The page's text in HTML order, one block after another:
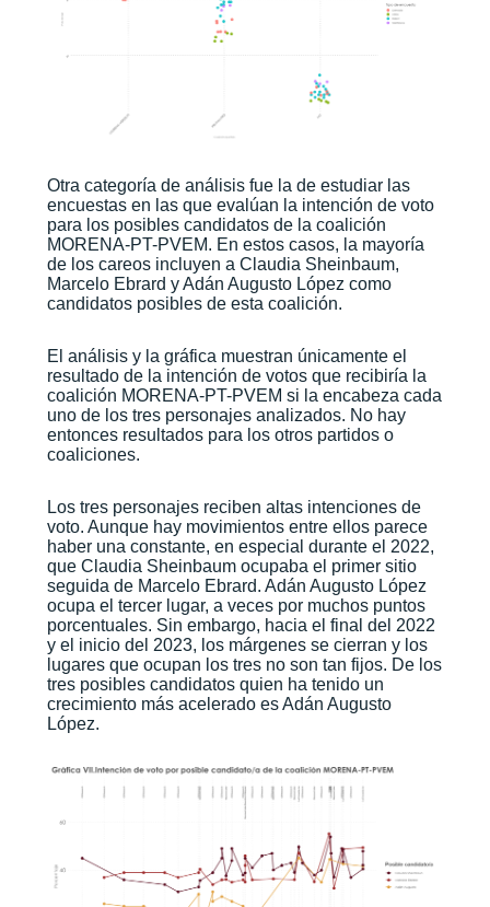
Otra categoría de análisis fue la de estudiar las
encuestas en las que evalúan la intención de voto
para los posibles candidatos de la coalición
MORENA-PT-PVEM. En estos casos, la mayoría
de los careos incluyen a Claudia Sheinbaum,
Marcelo Ebrard y Adán Augusto López como
candidatos posibles de esta coalición.
El análisis y la gráfica muestran únicamente el
resultado de la intención de votos que recibiría la
coalición MORENA-PT-PVEM si la encabeza cada
uno de los tres personajes analizados. No hay
entonces resultados para los otros partidos o
coaliciones.
Los tres personajes reciben altas intenciones de
voto. Aunque hay movimientos entre ellos parece
haber una constante, en especial durante el 2022,
que Claudia Sheinbaum ocupaba el primer sitio
seguida de Marcelo Ebrard. Adán Augusto López
ocupa el tercer lugar, a veces por muchos puntos
porcentuales. Sin embargo, hacia el final del 2022
y el inicio del 2023, los márgenes se cierran y los
lugares que ocupan los tres no son tan fijos. De los
tres posibles candidatos quien ha tenido un
crecimiento más acelerado es Adán Augusto
López.